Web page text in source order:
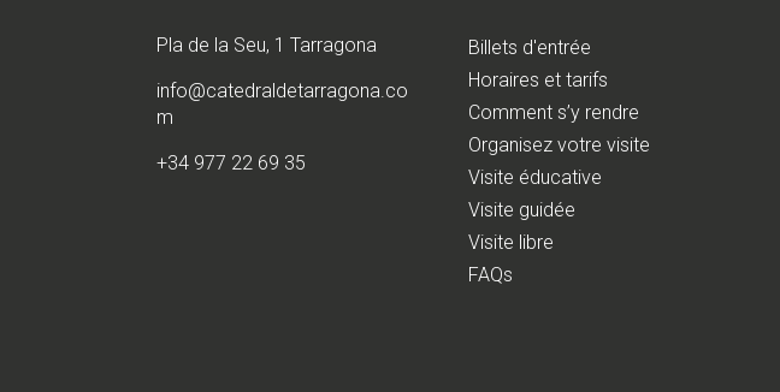
Pla de la Seu, 1 Tarragona
info@catedraldetarragona.co
m
+34 977 22 69 35
Billets d'entrée
Horaires et tarifs
Comment s’y rendre
Organisez votre visite
Visite éducative
Visite guidée
Visite libre
FAQs